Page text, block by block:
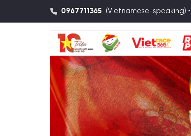
0967711365 (Vietnamese-speaking) •